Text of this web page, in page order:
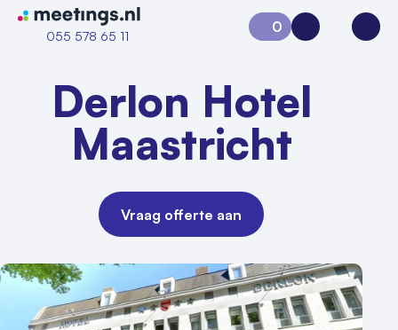
Naar home van Meetings
055 578 65 11
Vraag locatie aan
0
Aanvraag 0Inloggen
Derlon Hotel
Maastricht
Vraag offerte aan